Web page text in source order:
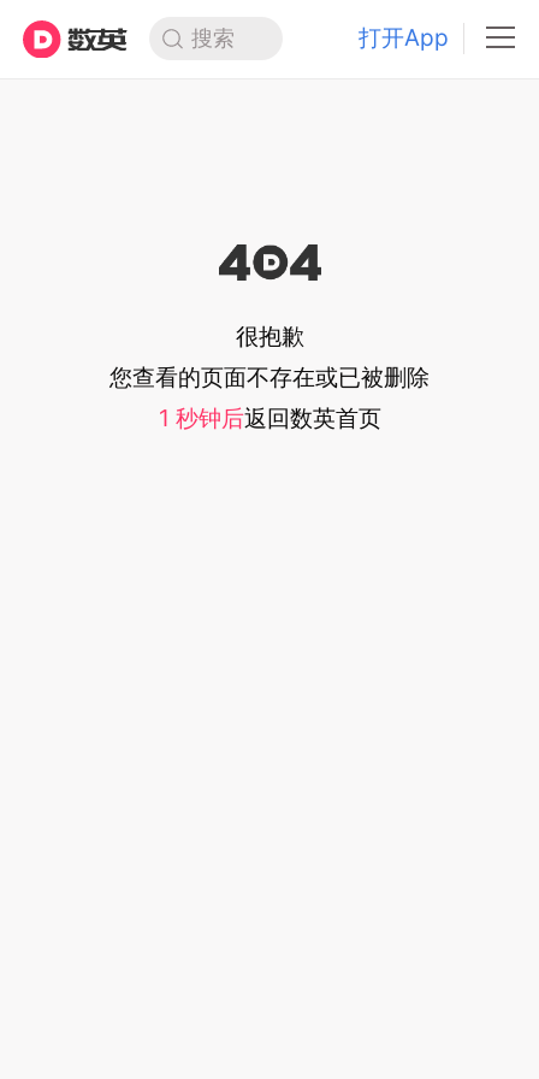
搜索 打开App
很抱歉
您查看的页面不存在或已被删除
1 秒钟后返回数英首页